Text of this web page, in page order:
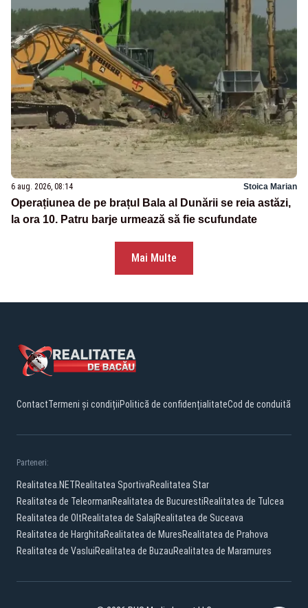
6 aug. 2026, 08:14 Stoica Marian
Operațiunea de pe brațul Bala al Dunării se reia astăzi,
la ora 10. Patru barje urmează să fie scufundate
Mai Multe
ContactTermeni și condițiiPolitică de confidențialitateCod de conduită
Parteneri:
Realitatea.NETRealitatea SportivaRealitatea Star
Realitatea de TeleormanRealitatea de BucurestiRealitatea de Tulcea
Realitatea de OltRealitatea de SalajRealitatea de Suceava
Realitatea de HarghitaRealitatea de MuresRealitatea de Prahova
Realitatea de VasluiRealitatea de BuzauRealitatea de Maramures